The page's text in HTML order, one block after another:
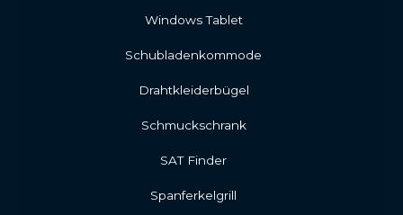
Windows Tablet
Schubladenkommode
Drahtkleiderbügel
Schmuckschrank
SAT Finder
Spanferkelgrill